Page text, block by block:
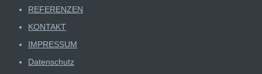
REFERENZEN
KONTAKT
IMPRESSUM
Datenschutz